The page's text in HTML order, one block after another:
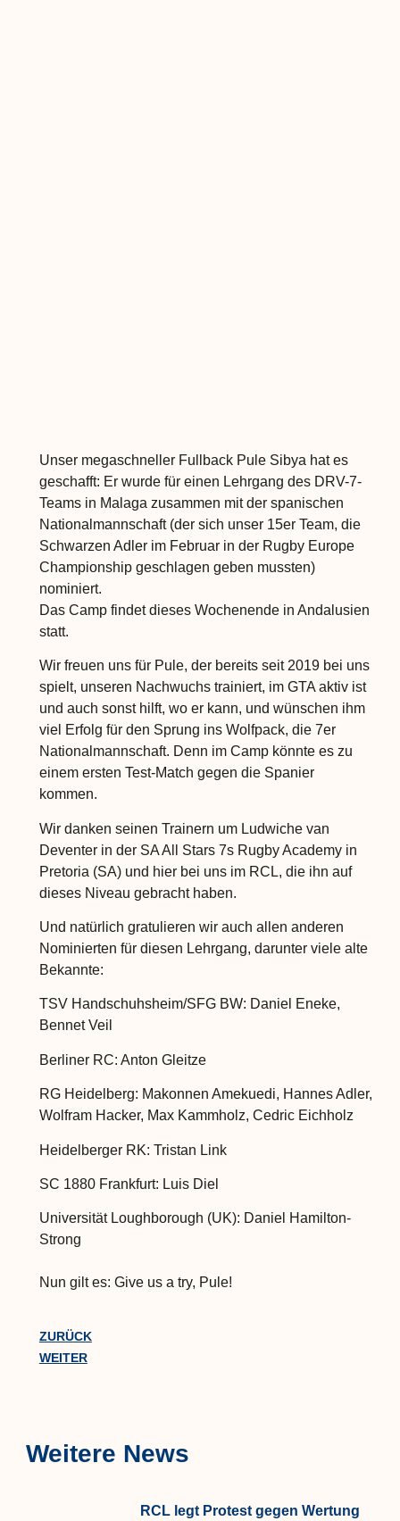
Unser megaschneller Fullback Pule Sibya hat es
geschafft: Er wurde für einen Lehrgang des DRV-7-
Teams in Malaga zusammen mit der spanischen
Nationalmannschaft (der sich unser 15er Team, die
Schwarzen Adler im Februar in der Rugby Europe
Championship geschlagen geben mussten)
nominiert.
Das Camp findet dieses Wochenende in Andalusien
statt.
Wir freuen uns für Pule, der bereits seit 2019 bei uns
spielt, unseren Nachwuchs trainiert, im GTA aktiv ist
und auch sonst hilft, wo er kann, und wünschen ihm
viel Erfolg für den Sprung ins Wolfpack, die 7er
Nationalmannschaft. Denn im Camp könnte es zu
einem ersten Test-Match gegen die Spanier
kommen.
Wir danken seinen Trainern um Ludwiche van
Deventer in der SA All Stars 7s Rugby Academy in
Pretoria (SA) und hier bei uns im RCL, die ihn auf
dieses Niveau gebracht haben.
Und natürlich gratulieren wir auch allen anderen
Nominierten für diesen Lehrgang, darunter viele alte
Bekannte:
TSV Handschuhsheim/SFG BW: Daniel Eneke,
Bennet Veil
Berliner RC: Anton Gleitze
RG Heidelberg: Makonnen Amekuedi, Hannes Adler,
Wolfram Hacker, Max Kammholz, Cedric Eichholz
Heidelberger RK: Tristan Link
SC 1880 Frankfurt: Luis Diel
Universität Loughborough (UK): Daniel Hamilton-
Strong
Nun gilt es: Give us a try, Pule!
ZURÜCK
WEITER
Weitere News
RCL legt Protest gegen Wertung